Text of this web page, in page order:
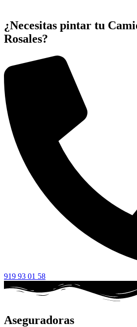
¿Necesitas pintar tu
Rosales?
919 93 01 58
Aseguradoras